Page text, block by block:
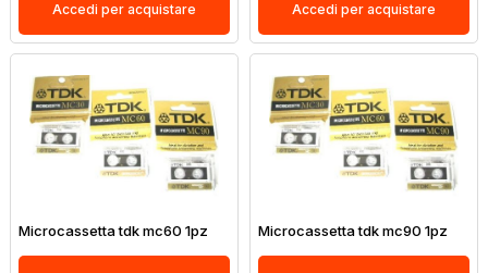
Accedi per acquistare Accedi per acquistare
Microcassetta tdk mc60 1pz Microcassetta tdk mc90 1pz